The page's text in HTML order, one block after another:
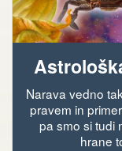
Narava vedno
pravem in
pa smo si tudi
hrane